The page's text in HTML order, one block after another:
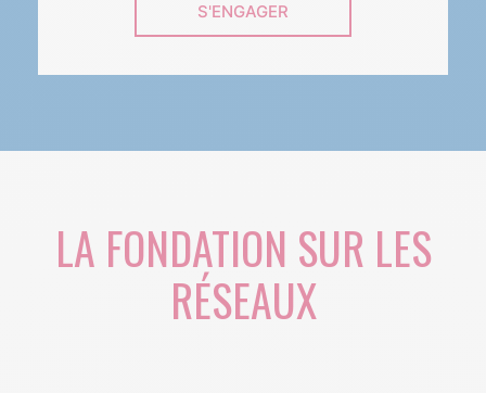
S'ENGAGER
LA FONDATION SUR LES
RÉSEAUX